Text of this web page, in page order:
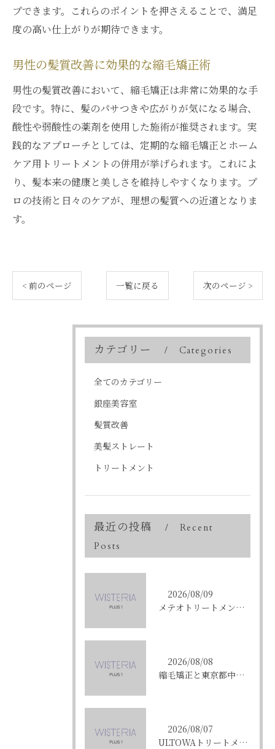
プできます。これらのポイントを押さえることで、満足
度の高い仕上がりが期待できます。
男性の髪質改善に効果的な縮毛矯正術
男性の髪質改善において、縮毛矯正は非常に効果的な手
段です。特に、髪のパサつきや広がりが気になる場合、
酸性や弱酸性の薬剤を使用した施術が推奨されます。実
践的なアプローチとしては、定期的な縮毛矯正とホーム
ケア用トリートメントの併用が挙げられます。これによ
り、髪本来の健康と美しさを維持しやすくなります。プ
ロの技術と日々のケアが、理想の髪質への近道となりま
す。
< 前のページ 一覧に戻る 次のページ >
カテゴリー Categories
全てのカテゴリー
銀座美容室
髪質改善
美髪ストレート
トリートメント
最近の投稿
Recent
Posts
2026/08/09
メテオトリートメントで東京都中央区銀座の髪質改善を成功させる方法と施術選びのコツ
2026/08/08
縮毛矯正と東京都中央区銀座で叶える髪質改善のポイントと理想の仕上がりを徹底解説
2026/08/07
ULTOWAトリートメントで東京都中央区銀座の髪質改善を目指す人への効果と選び方ガイド